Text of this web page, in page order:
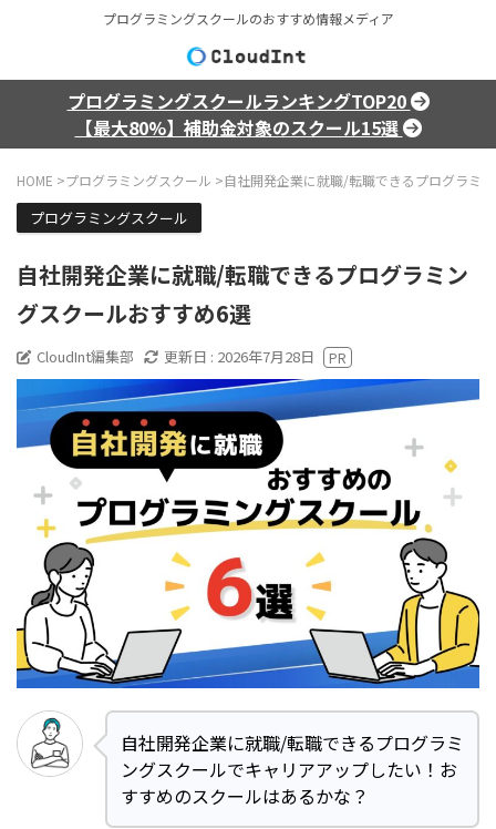
プログラミングスクールのおすすめ情報メディア
プログラミングスクールランキングTOP20
【最大80%】補助金対象のスクール15選
HOME >プログラミングスクール >自社開発企業に就職/転職できるプログラミ
プログラミングスクール
自社開発企業に就職/転職できるプログラミン
グスクールおすすめ6選
CloudInt編集部 更新日 : 2026年7月28日
自社開発企業に就職/転職できるプログラミ
ングスクールでキャリアアップしたい！お
すすめのスクールはあるかな？